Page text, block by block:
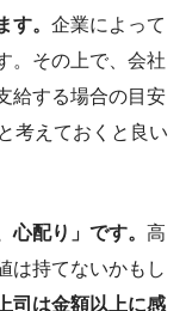
す。 企業によって
。その上で、会社
給する場合の目安
考えておくと良い
心配り」です。 高
は持てないかもし
司は金額以上に感